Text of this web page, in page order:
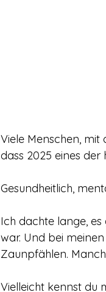
Viele Menschen,
dass 2025 eines
Gesundheitlich,
Ich dachte lange,
war. Und bei
Zaunpfählen.
Vielleicht kennst du